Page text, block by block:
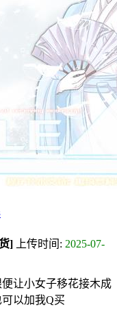
] 上传时间: 2025-07-
让小女子移花接木成
以加我Q买